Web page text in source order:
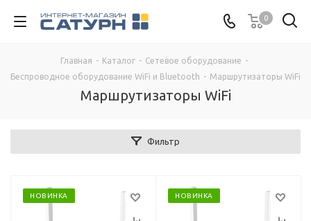
0
Главная - Каталог - Сетевое оборудование -
Беспроводное оборудование WiFi и Bluetooth - Маршрутизаторы WiFi
Маршрутизаторы WiFi
Фильтр
НОВИНКА НОВИНКА